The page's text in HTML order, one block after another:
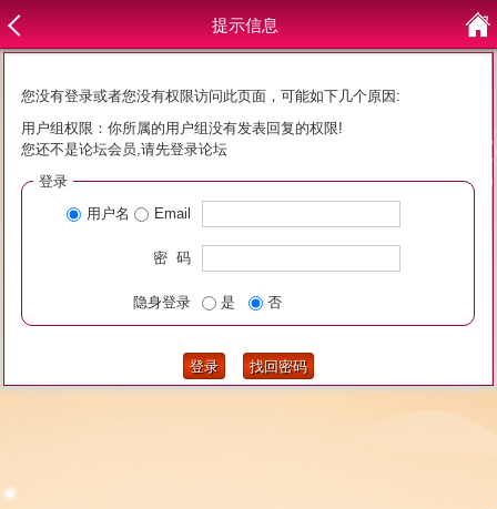
提示信息
您没有登录或者您没有权限访问此页面，可能如下几个原因:
用户组权限：你所属的用户组没有发表回复的权限!
您还不是论坛会员,请先登录论坛
登录
用户名
Email
密 码
隐身登录 是 否